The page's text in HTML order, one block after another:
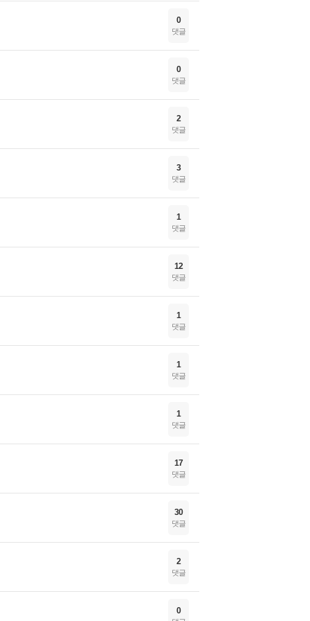
0
댓글
0
댓글
2
댓글
3
댓글
1
댓글
12
댓글
1
댓글
1
댓글
1
댓글
17
댓글
30
댓글
2
댓글
0